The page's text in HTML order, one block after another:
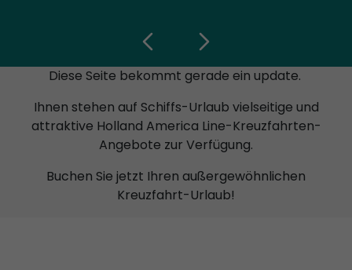
Diese Seite bekommt gerade ein update.
Ihnen stehen auf Schiffs-Urlaub vielseitige und
attraktive Holland America Line-Kreuzfahrten-
Angebote zur Verfügung.
Buchen Sie jetzt Ihren außergewöhnlichen
Kreuzfahrt-Urlaub!